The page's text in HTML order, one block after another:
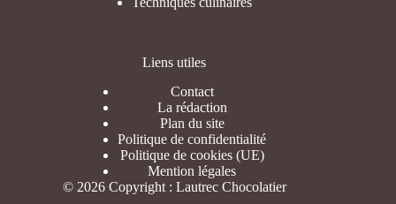
Liens utiles
Contact
La rédaction
Plan du site
Politique de confidentialité
Politique de cookies (UE)
Mention légales
© 2026 Copyright : Lautrec Chocolatier